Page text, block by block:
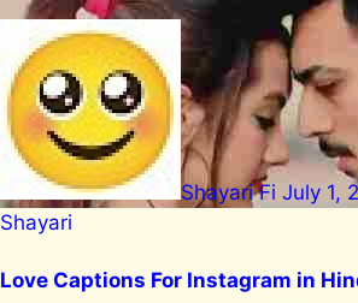
Shayari Fi July 1,
Shayari
Love Captions For Instagram in